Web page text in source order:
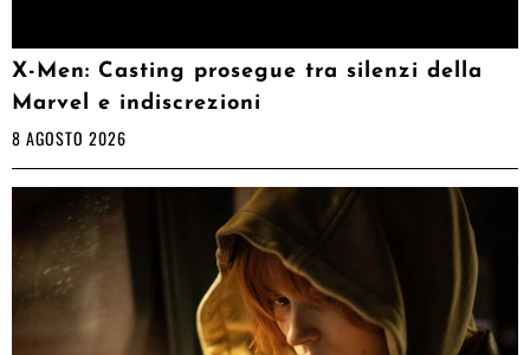
X-Men: Casting prosegue tra silenzi della
Marvel e indiscrezioni
8 AGOSTO 2026